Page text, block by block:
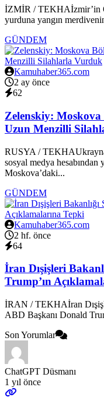
İZMİR / TEKHAİzmir’in
yurduna yangın
GÜNDEM
Kamuhaber365.com
2 ay önce
62
Zelenskiy:
Uzun Menzilli
RUSYA /
sosyal medya hesabından
Moskova’daki...
GÜNDEM
Kamuhaber365.com
2 hf. önce
64
İran Dışişleri
Trump’ın
İRAN / TEKHAİran
ABD Başkanı Donald
Son Yorumlar
ChatGPT Düsmanı
1 yıl önce